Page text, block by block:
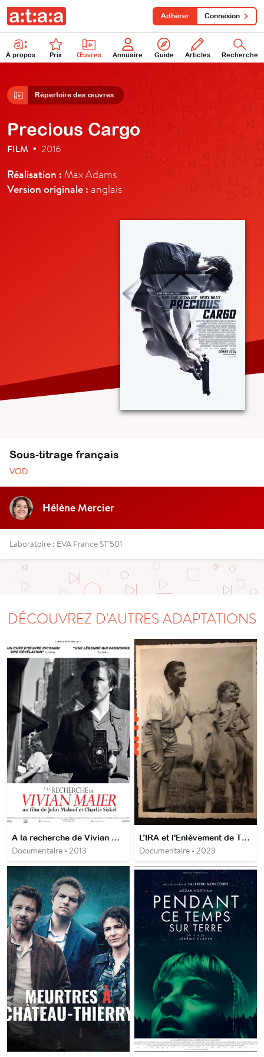
À propos Prix Œuvres Annuaire Guide Articles Recherche
Adhérer Connexion
Répertoire des œuvres
Precious Cargo
FILM • 2016
Réalisation : Max Adams
Version originale : anglais
Sous-titrage français
VOD
Hélène Mercier
Laboratoire : EVA France ST'501
DÉCOUVREZ D'AUTRES ADAPTATIONS
A la recherche de Vivian Maier
Documentaire • 2013
L’IRA et l'Enlèvement de Thomas Niedermayer
Documentaire • 2023